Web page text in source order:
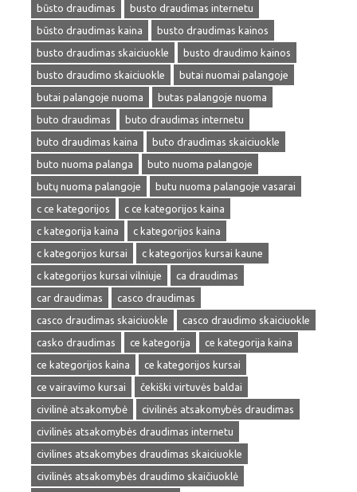
būsto draudimas
busto draudimas internetu
būsto draudimas kaina
busto draudimas kainos
busto draudimas skaiciuokle
busto draudimo kainos
busto draudimo skaiciuokle
butai nuomai palangoje
butai palangoje nuoma
butas palangoje nuoma
buto draudimas
buto draudimas internetu
buto draudimas kaina
buto draudimas skaiciuokle
buto nuoma palanga
buto nuoma palangoje
butų nuoma palangoje
butu nuoma palangoje vasarai
c ce kategorijos
c ce kategorijos kaina
c kategorija kaina
c kategorijos kaina
c kategorijos kursai
c kategorijos kursai kaune
c kategorijos kursai vilniuje
ca draudimas
car draudimas
casco draudimas
casco draudimas skaiciuokle
casco draudimo skaiciuokle
casko draudimas
ce kategorija
ce kategorija kaina
ce kategorijos kaina
ce kategorijos kursai
ce vairavimo kursai
čekiški virtuvės baldai
civilinė atsakomybė
civilinės atsakomybės draudimas
civilinės atsakomybės draudimas internetu
civilines atsakomybes draudimas skaiciuokle
civilinės atsakomybės draudimo skaičiuoklė